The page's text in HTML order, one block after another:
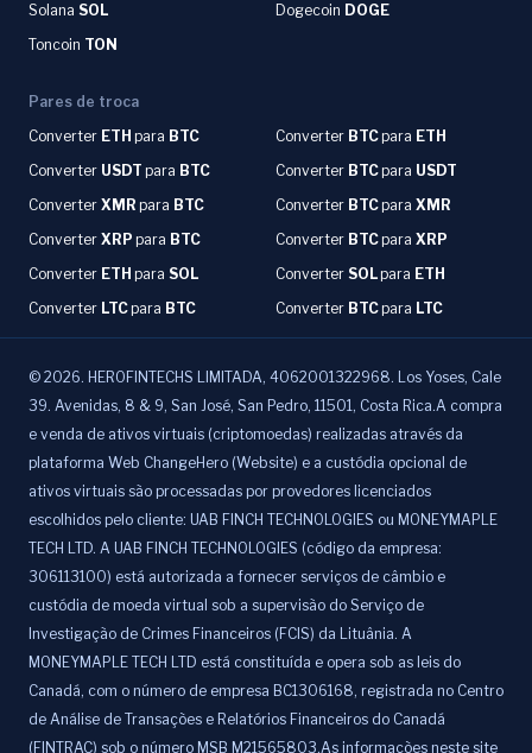
Solana SOL Dogecoin DOGE
Toncoin TON
Pares de troca
Converter ETH para BTC Converter BTCpara ETH
Converter USDT para BTC Converter BTCpara USDT
Converter XMR para BTC Converter BTCpara XMR
Converter XRP para BTC Converter BTCpara XRP
Converter ETH para SOL Converter SOLpara ETH
Converter LTCpara BTC Converter BTCpara LTC
© 2026. HEROFINTECHS LIMITADA, 4062001322968. Los Yoses, Cale
39. Avenidas, 8 & 9, San José, San Pedro, 11501, Costa Rica.A compra
e venda de ativos virtuais (criptomoedas) realizadas através da
plataforma Web ChangeHero (Website) e a custódia opcional de
ativos virtuais são processadas por provedores licenciados
escolhidos pelo cliente: UAB FINCH TECHNOLOGIES ou MONEYMAPLE
TECH LTD. A UAB FINCH TECHNOLOGIES (código da empresa:
306113100) está autorizada a fornecer serviços de câmbio e
custódia de moeda virtual sob a supervisão do Serviço de
Investigação de Crimes Financeiros (FCIS) da Lituânia. A
MONEYMAPLE TECH LTD está constituída e opera sob as leis do
Canadá, com o número de empresa BC1306168, registrada no Centro
de Análise de Transações e Relatórios Financeiros do Canadá
(FINTRAC) sob o número MSB M21565803.As informações neste site